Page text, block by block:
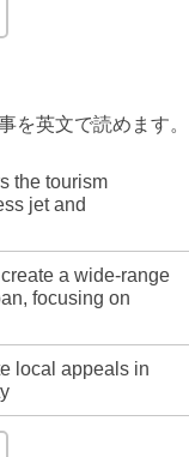
を英文で読めます。
the tourism
jet and
a wide-range
focusing on
local appeals in